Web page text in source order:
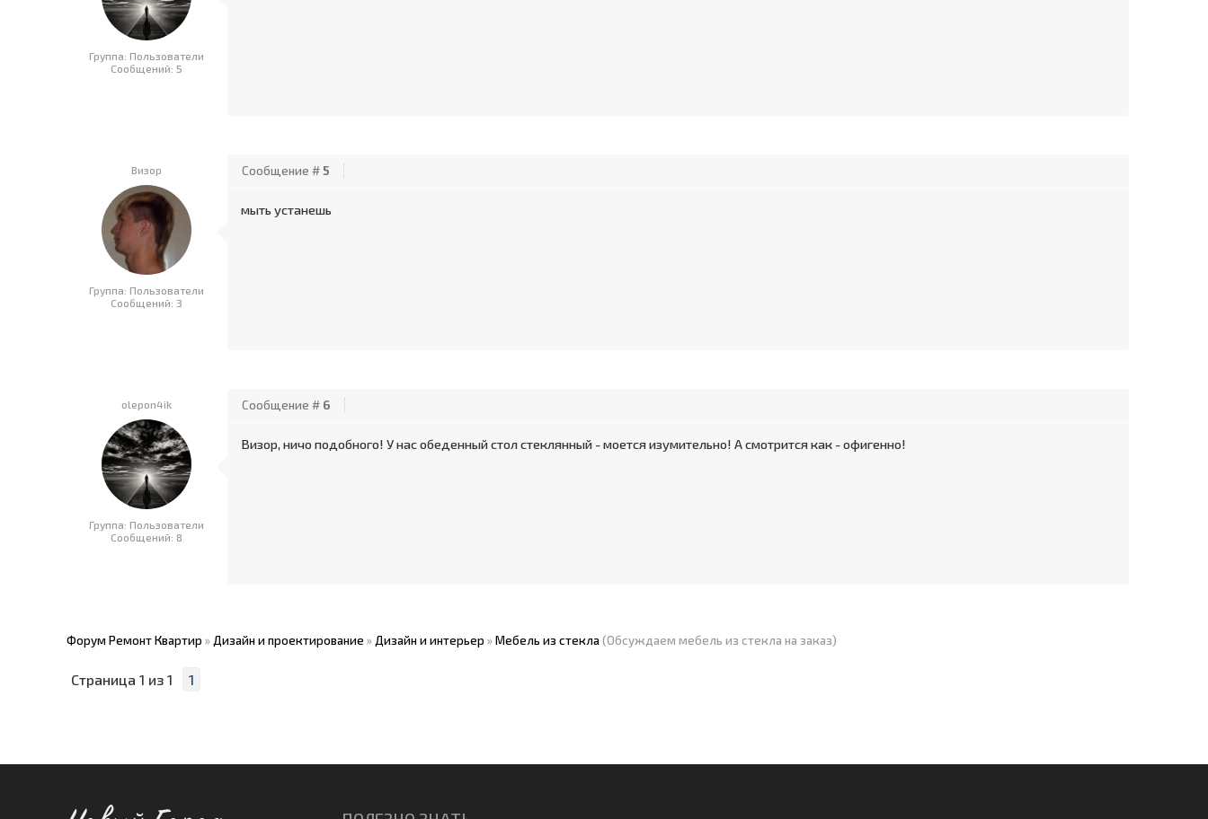
Группа: Пользователи
Сообщений: 5
Визор
Группа: Пользователи
Сообщений: 3
Сообщение #5
мыть устанешь
olepon4ik
Группа: Пользователи
Сообщений: 8
Сообщение # 6
Визор, ничо подобного! У нас обеденный стол стеклянный - моется изумительно! А смотрится как - офигенно!
Форум Ремонт Квартир » Дизайн и проектирование » Дизайн и интерьер »Мебель из стекла (Обсуждаем мебель из стекла на заказ)
Страница 1 из 1 1